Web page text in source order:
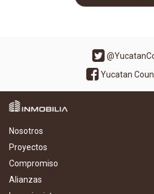
Yucatan
Nosotros
Proyectos
Compromiso
Alianzas